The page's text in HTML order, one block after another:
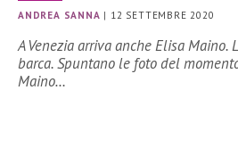
ANDREA SANNA | 12 SETTEMBRE 2020
A Venezia arriva anche Elisa Maino.
barca. Spuntano le foto del
Maino…